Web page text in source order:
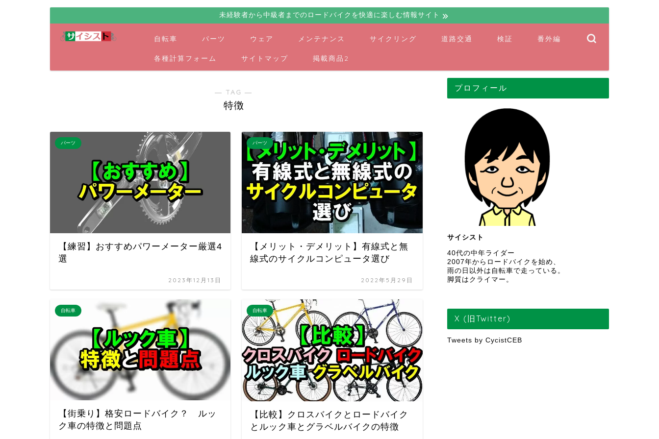
未経験者から中級者までのロードバイクを快適に楽しむ情報サイト
自転車 パーツ ウェア メンテナンス サイクリング 道路交通 検証 番外編
各種計算フォーム サイトマップ 掲載商品2
― TAG ―
特徴
パーツ
【練習】おすすめパワーメーター厳選4
選
2023年12月13日
パーツ
【メリット・デメリット】有線式と無
線式のサイクルコンピュータ選び
2022年5月29日
自転車
【街乗り】格安ロードバイク？ ルッ
ク車の特徴と問題点
自転車
【比較】クロスバイクとロードバイク
とルック車とグラベルバイクの特徴
プロフィール
サイシスト
40代の中年ライダー
2007年からロードバイクを始め、
雨の日以外は自転車で走っている。
脚質はクライマー。
X (旧Twitter)
Tweets by CycistCEB